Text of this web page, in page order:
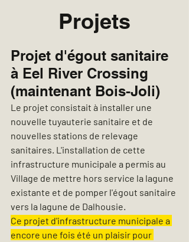
Projets
Projet d'égout sanitaire
à Eel River Crossing
(maintenant Bois-Joli)
Le projet consistait à installer une
nouvelle tuyauterie sanitaire et de
nouvelles stations de relevage
sanitaires. L'installation de cette
infrastructure municipale a permis au
Village de mettre hors service la lagune
existante et de pomper l'égout sanitaire
vers la lagune de Dalhousie.
Ce projet d'infrastructure municipale a
encore une fois été un plaisir pour